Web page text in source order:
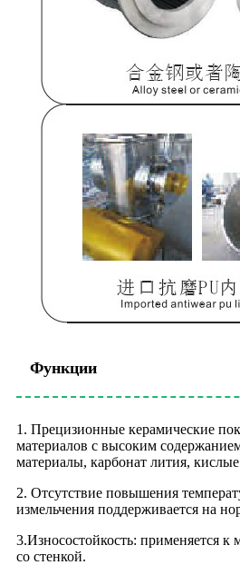
Функции
1. Прецизионные керамические
материалов с высоким
материалы, карбонат лития,
2. Отсутствие повышения
измельчения поддерживается на
3.Износостойкость: применяется
со стенкой.